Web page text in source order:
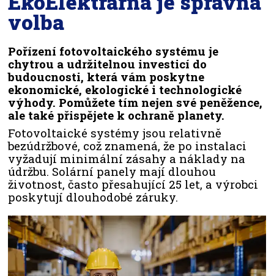
volba
Pořízení fotovoltaického systému je
chytrou a udržitelnou investicí do
budoucnosti, která vám poskytne
ekonomické, ekologické i technologické
výhody. Pomůžete tím nejen své peněžence,
ale také přispějete k ochraně planety.
Fotovoltaické systémy jsou relativně
bezúdržbové, což znamená, že po instalaci
vyžadují minimální zásahy a náklady na
údržbu. Solární panely mají dlouhou
životnost, často přesahující 25 let, a výrobci
poskytují dlouhodobé záruky.